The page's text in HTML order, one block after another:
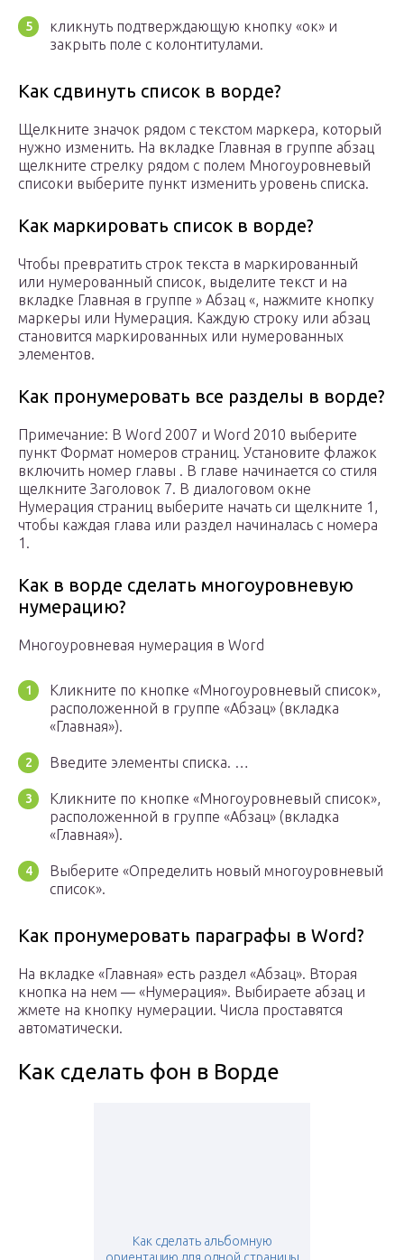
кликнуть подтверждающую кнопку «ок» и
закрыть поле с колонтитулами.
Как сдвинуть список в ворде?
Щелкните значок рядом с текстом маркера, который
нужно изменить. На вкладке Главная в группе абзац
щелкните стрелку рядом с полем Многоуровневый
списоки выберите пункт изменить уровень списка.
Как маркировать список в ворде?
Чтобы превратить строк текста в маркированный
или нумерованный список, выделите текст и на
вкладке Главная в группе » Абзац «, нажмите кнопку
маркеры или Нумерация. Каждую строку или абзац
становится маркированных или нумерованных
элементов.
Как пронумеровать все разделы в ворде?
Примечание: В Word 2007 и Word 2010 выберите
пункт Формат номеров страниц. Установите флажок
включить номер главы . В главе начинается со стиля
щелкните Заголовок 7. В диалоговом окне
Нумерация страниц выберите начать си щелкните 1,
чтобы каждая глава или раздел начиналась с номера
1.
Как в ворде сделать многоуровневую
нумерацию?
Многоуровневая нумерация в Word
Кликните по кнопке «Многоуровневый список»,
расположенной в группе «Абзац» (вкладка
«Главная»).
Введите элементы списка. …
Кликните по кнопке «Многоуровневый список»,
расположенной в группе «Абзац» (вкладка
«Главная»).
Выберите «Определить новый многоуровневый
список».
Как пронумеровать параграфы в Word?
На вкладке «Главная» есть раздел «Абзац». Вторая
кнопка на нем — «Нумерация». Выбираете абзац и
жмете на кнопку нумерации. Числа проставятся
автоматически.
Как сделать фон в Ворде
Как сделать альбомную